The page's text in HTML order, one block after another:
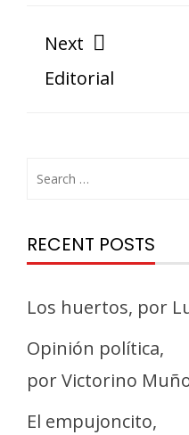
Next
Editorial
RECENT POSTS
Los huertos, por
Opinión política,
por Victorino
El empujoncito,